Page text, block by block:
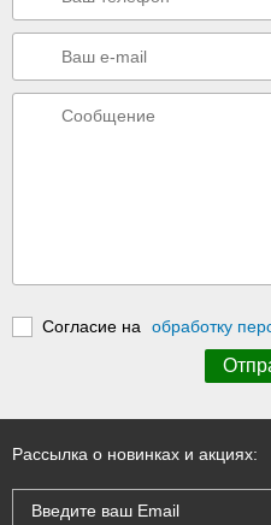
Согласие на обработку
Рассылка о новинках и акциях: